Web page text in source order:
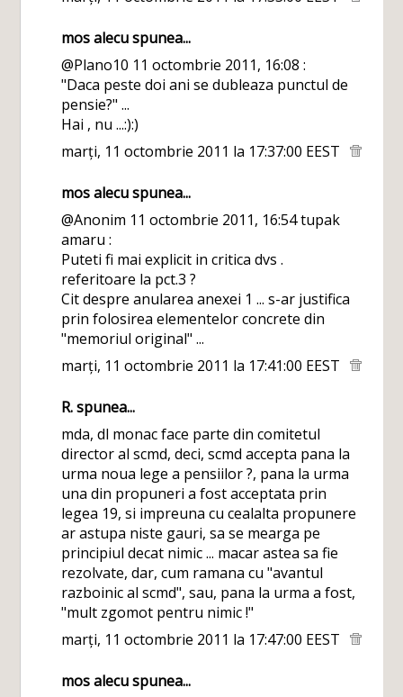
mos alecu spunea...
@Plano10 11 octombrie 2011, 16:08 :
"Daca peste doi ani se dubleaza punctul de
pensie?" ...
Hai , nu ...:):)
marți, 11 octombrie 2011 la 17:37:00 EEST
mos alecu spunea...
@Anonim 11 octombrie 2011, 16:54 tupak
amaru :
Puteti fi mai explicit in critica dvs .
referitoare la pct.3 ?
Cit despre anularea anexei 1 ... s-ar justifica
prin folosirea elementelor concrete din
"memoriul original" ...
marți, 11 octombrie 2011 la 17:41:00 EEST
R.spunea...
mda, dl monac face parte din comitetul
director al scmd, deci, scmd accepta pana la
urma noua lege a pensiilor ?, pana la urma
una din propuneri a fost acceptata prin
legea 19, si impreuna cu cealalta propunere
ar astupa niste gauri, sa se mearga pe
principiul decat nimic ... macar astea sa fie
rezolvate, dar, cum ramana cu "avantul
razboinic al scmd", sau, pana la urma a fost,
"mult zgomot pentru nimic !"
marți, 11 octombrie 2011 la 17:47:00 EEST
mos alecu spunea...